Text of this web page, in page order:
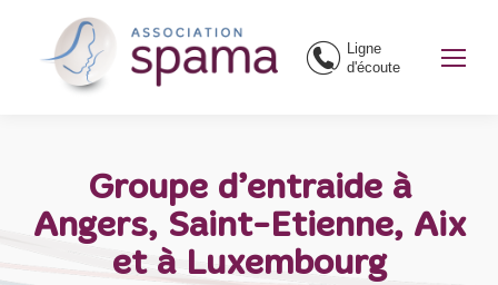
Ligne
d'écoute
Groupe d’entraide à
Angers, Saint-Etienne, Aix
et à Luxembourg